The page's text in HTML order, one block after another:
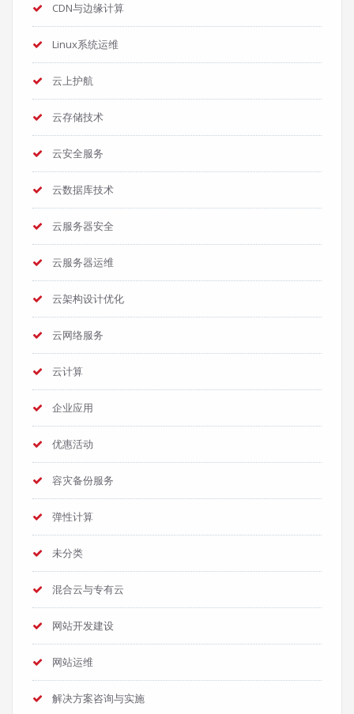
CDN与边缘计算
Linux系统运维
云上护航
云存储技术
云安全服务
云数据库技术
云服务器安全
云服务器运维
云架构设计优化
云网络服务
云计算
企业应用
优惠活动
容灾备份服务
弹性计算
未分类
混合云与专有云
网站开发建设
网站运维
解决方案咨询与实施